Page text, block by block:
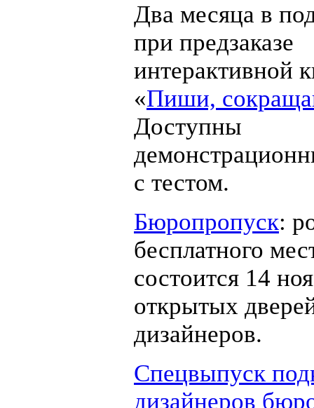
Два месяца в
при предзаказе
интерактивной
«Пиши,
Доступны
с тестом.
Бюропропуск:
бесплатного
состоится 14
открытых
дизайнеров.
Спецвыпуск
дизайнеров